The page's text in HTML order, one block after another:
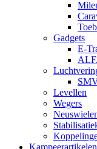
Gadgets
E-
Levellen
Wegers
Kampeerartikelen